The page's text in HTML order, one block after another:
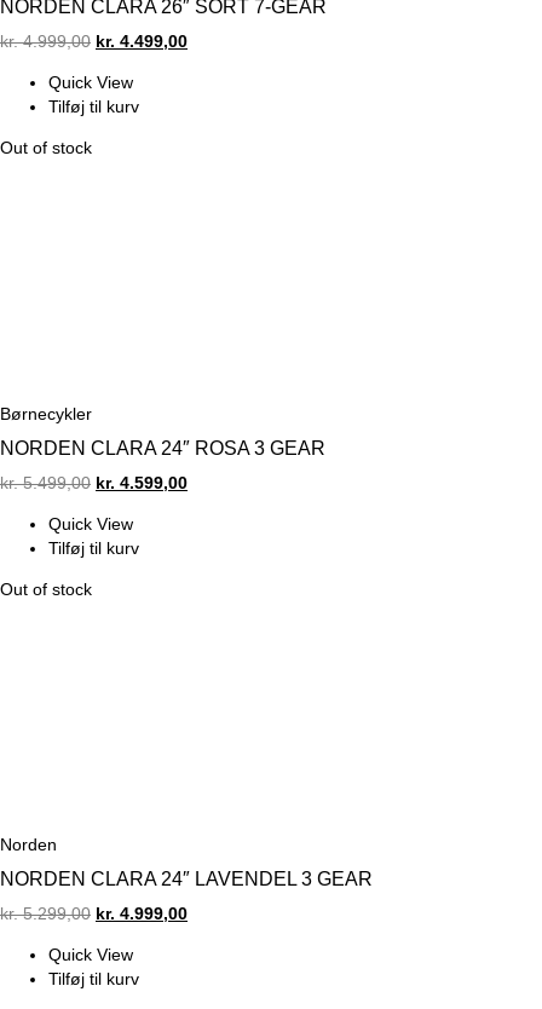
NORDEN CLARA 26″ SORT 7-GEAR
kr.4.999,00 Original
was:
kr. 4.999,00.
kr. 4.499,00Current
Quick View
Tilføj til kurv
Out of stock
Børnecykler
NORDEN CLARA 24″ ROSA 3 GEAR
kr.5.499,00 Original
was:
kr. 5.499,00.
kr. 4.599,00Current
Quick View
Tilføj til kurv
Out of stock
Norden
NORDEN CLARA 24″ LAVENDEL 3 GEAR
kr.5.299,00 Original
was:
kr. 5.299,00.
kr. 4.999,00Current
Quick View
Tilføj til kurv